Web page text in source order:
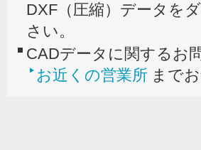
DXF（圧縮）データを
さい。
CADデータに関するお
お近くの営業所 まで